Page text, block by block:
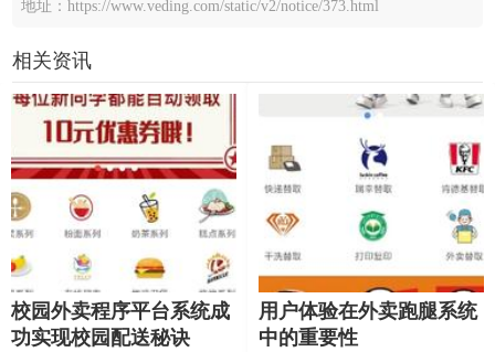
地址：https://www.veding.com/static/v2/notice/373.html
相关资讯
校园外卖程序平台系统成
功实现校园配送秘诀
用户体验在外卖跑腿系统
中的重要性